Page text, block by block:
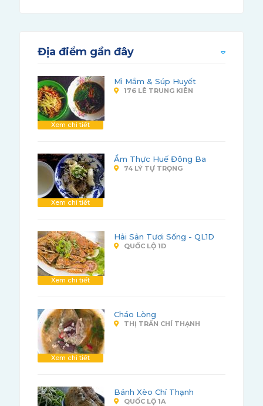
Địa điểm gần đây
Xem chi tiết
Mì Mắm & Súp Huyết
176 LÊ TRUNG KIÊN
Xem chi tiết
Ẩm Thực Huế Đông Ba
74 LÝ TỰ TRỌNG
Xem chi tiết
Hải Sản Tươi Sống - QL1D
QUỐC LỘ 1D
Xem chi tiết
Cháo Lòng
THỊ TRẤN CHÍ THẠNH
Bánh Xèo Chí Thạnh
QUỐC LỘ 1A